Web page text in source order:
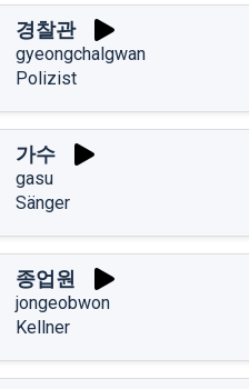
경찰관
gyeongchalgwan
Polizist
가수
gasu
Sänger
종업원
jongeobwon
Kellner